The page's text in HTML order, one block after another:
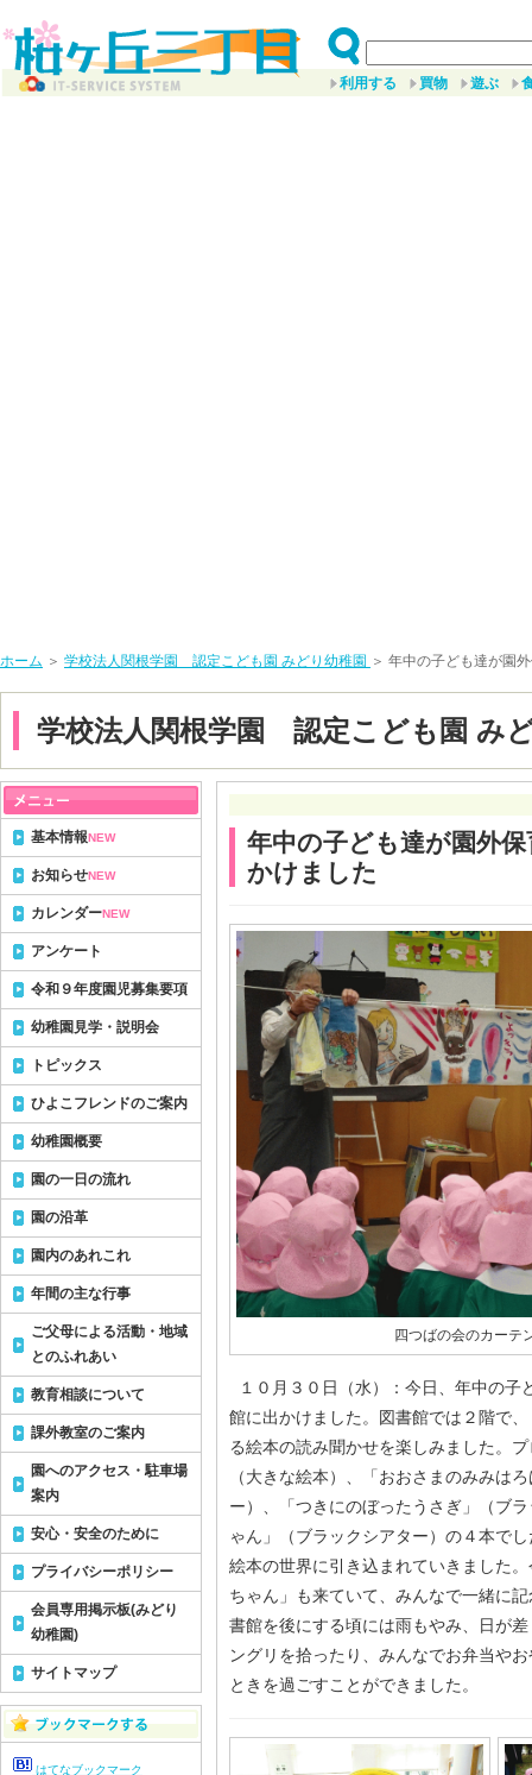
利用する 買物 遊ぶ
ホーム ＞ 学校法人関根学園 認定こども園 みどり幼稚園 ＞ 年中の子ども達が園
学校法人関根学園 認定こども園 み
年中の子ども達が園外
かけました
四つばの会のカーテ
１０月３０日（水）：今日、年中の子
館に出かけました。図書館では２階で
る絵本の読み聞かせを楽しみました。
（大きな絵本）、「おおさまのみみは
ー）、「つきにのぼったうさぎ」（ブ
ゃん」（ブラックシアター）の４本で
絵本の世界に引き込まれていきました
ちゃん」も来ていて、みんなで一緒に
書館を後にする頃には雨もやみ、日が
ングリを拾ったり、みんなでお弁当や
ときを過ごすことができました。
基本情報NEW
お知らせNEW
カレンダーNEW
アンケート
令和９年度園児募集要項
幼稚園見学・説明会
トピックス
ひよこフレンドのご案内
幼稚園概要
園の一日の流れ
園の沿革
園内のあれこれ
年間の主な行事
ご父母による活動・地域
とのふれあい
教育相談について
課外教室のご案内
園へのアクセス・駐車場
案内
安心・安全のために
プライバシーポリシー
会員専用掲示板(みどり
幼稚園)
サイトマップ
はてなブックマーク